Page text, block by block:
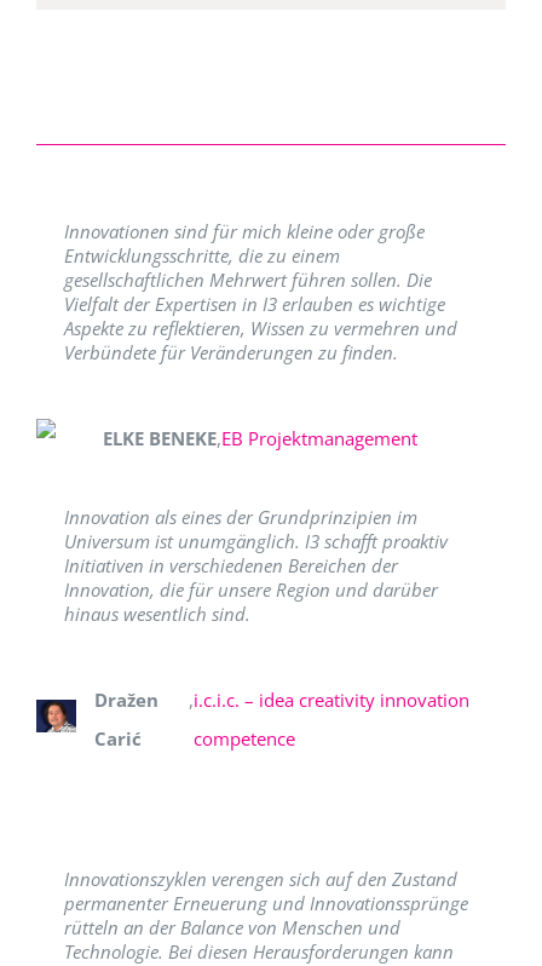
Innovationen sind für mich kleine oder große
Entwicklungsschritte, die zu einem
gesellschaftlichen Mehrwert führen sollen. Die
Vielfalt der Expertisen in I3 erlauben es wichtige
Aspekte zu reflektieren, Wissen zu vermehren und
Verbündete für Veränderungen zu finden.
ELKE BENEKE,EB Projektmanagement
Innovation als eines der Grundprinzipien im
Universum ist unumgänglich. I3 schafft proaktiv
Initiativen in verschiedenen Bereichen der
Innovation, die für unsere Region und darüber
hinaus wesentlich sind.
Dražen
Carić
,i.c.i.c. – idea creativity innovation
competence
Innovationszyklen verengen sich auf den Zustand
permanenter Erneuerung und Innovationssprünge
rütteln an der Balance von Menschen und
Technologie. Bei diesen Herausforderungen kann